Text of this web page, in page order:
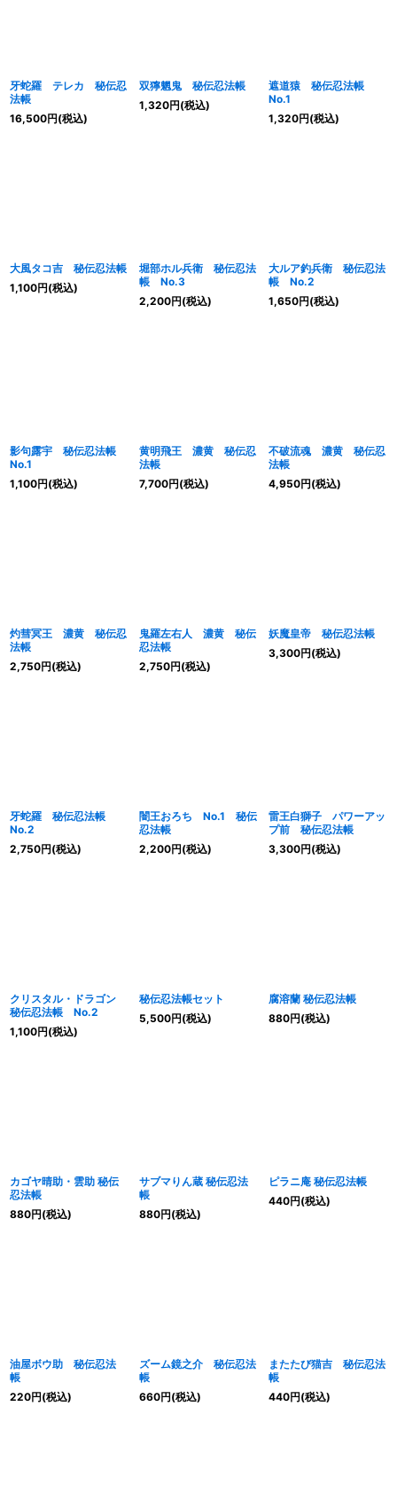
牙蛇羅 テレカ 秘伝忍
法帳
16,500円(税込)
双獰魍鬼 秘伝忍法帳
1,320円(税込)
遮道猿 秘伝忍法帳
No.1
1,320円(税込)
大風タコ吉 秘伝忍法帳
1,100円(税込)
堀部ホル兵衛 秘伝忍法
帳 No.3
2,200円(税込)
大ルア釣兵衛 秘伝忍法
帳 No.2
1,650円(税込)
影句露宇 秘伝忍法帳
No.1
1,100円(税込)
黄明飛王 濃黄 秘伝忍
法帳
7,700円(税込)
不破流魂 濃黄 秘伝忍
法帳
4,950円(税込)
灼彗冥王 濃黄 秘伝忍
法帳
2,750円(税込)
鬼羅左右人 濃黄 秘伝
忍法帳
2,750円(税込)
妖魔皇帝 秘伝忍法帳
3,300円(税込)
牙蛇羅 秘伝忍法帳
No.2
2,750円(税込)
闇王おろち No.1 秘伝
忍法帳
2,200円(税込)
雷王白獅子 パワーアッ
プ前 秘伝忍法帳
3,300円(税込)
クリスタル・ドラゴン
秘伝忍法帳 No.2
1,100円(税込)
秘伝忍法帳セット
5,500円(税込)
腐溶蘭 秘伝忍法帳
880円(税込)
カゴヤ晴助・雲助 秘伝
忍法帳
880円(税込)
サブマりん蔵 秘伝忍法
帳
880円(税込)
ピラニ庵 秘伝忍法帳
440円(税込)
油屋ボウ助 秘伝忍法
帳
220円(税込)
ズーム鏡之介 秘伝忍法
帳
660円(税込)
またたび猫吉 秘伝忍法
帳
440円(税込)